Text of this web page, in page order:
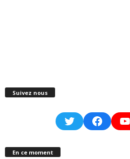
Suivez nous
Twitter
En ce moment